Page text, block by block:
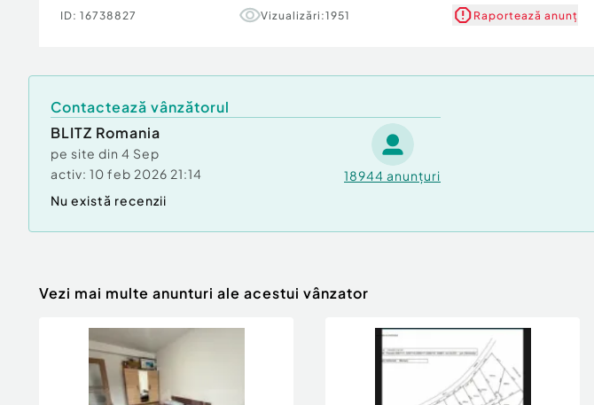
Număr Băi:
ID: 16738827 Vizualizări:1951 Raportează anunț
Contactează vânzătorul
BLITZ Romania
pe site din 4 Sep
activ: 10 feb 2026 21:14 18944 anunțuri
Nu există recenzii
Vezi mai multe anunturi ale acestui vânzator